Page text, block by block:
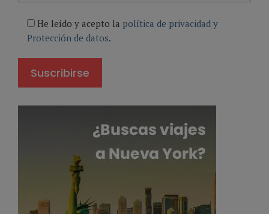
He leído y acepto la política de privacidad y
Protección de datos.